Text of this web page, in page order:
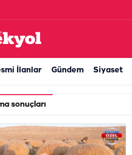
İlanlar Gündem Siyaset
sonuçları